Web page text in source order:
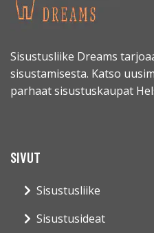
Sisustusliike Dreams
sisustamisesta. Katso
parhaat sisustuskaupat
SIVUT
Sisustusliike
Sisustusideat